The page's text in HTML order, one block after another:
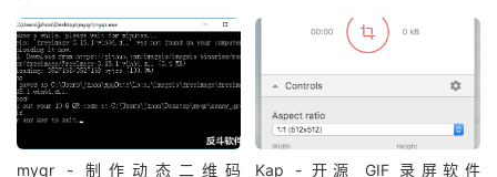
myqr - 制作动态二维码
Kap - 开源 GIF 录屏软件